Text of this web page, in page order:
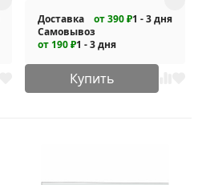
Доставка от 390 ₽1 - 3 дня
Самовывоз
от 190 ₽1 - 3 дня
Купить